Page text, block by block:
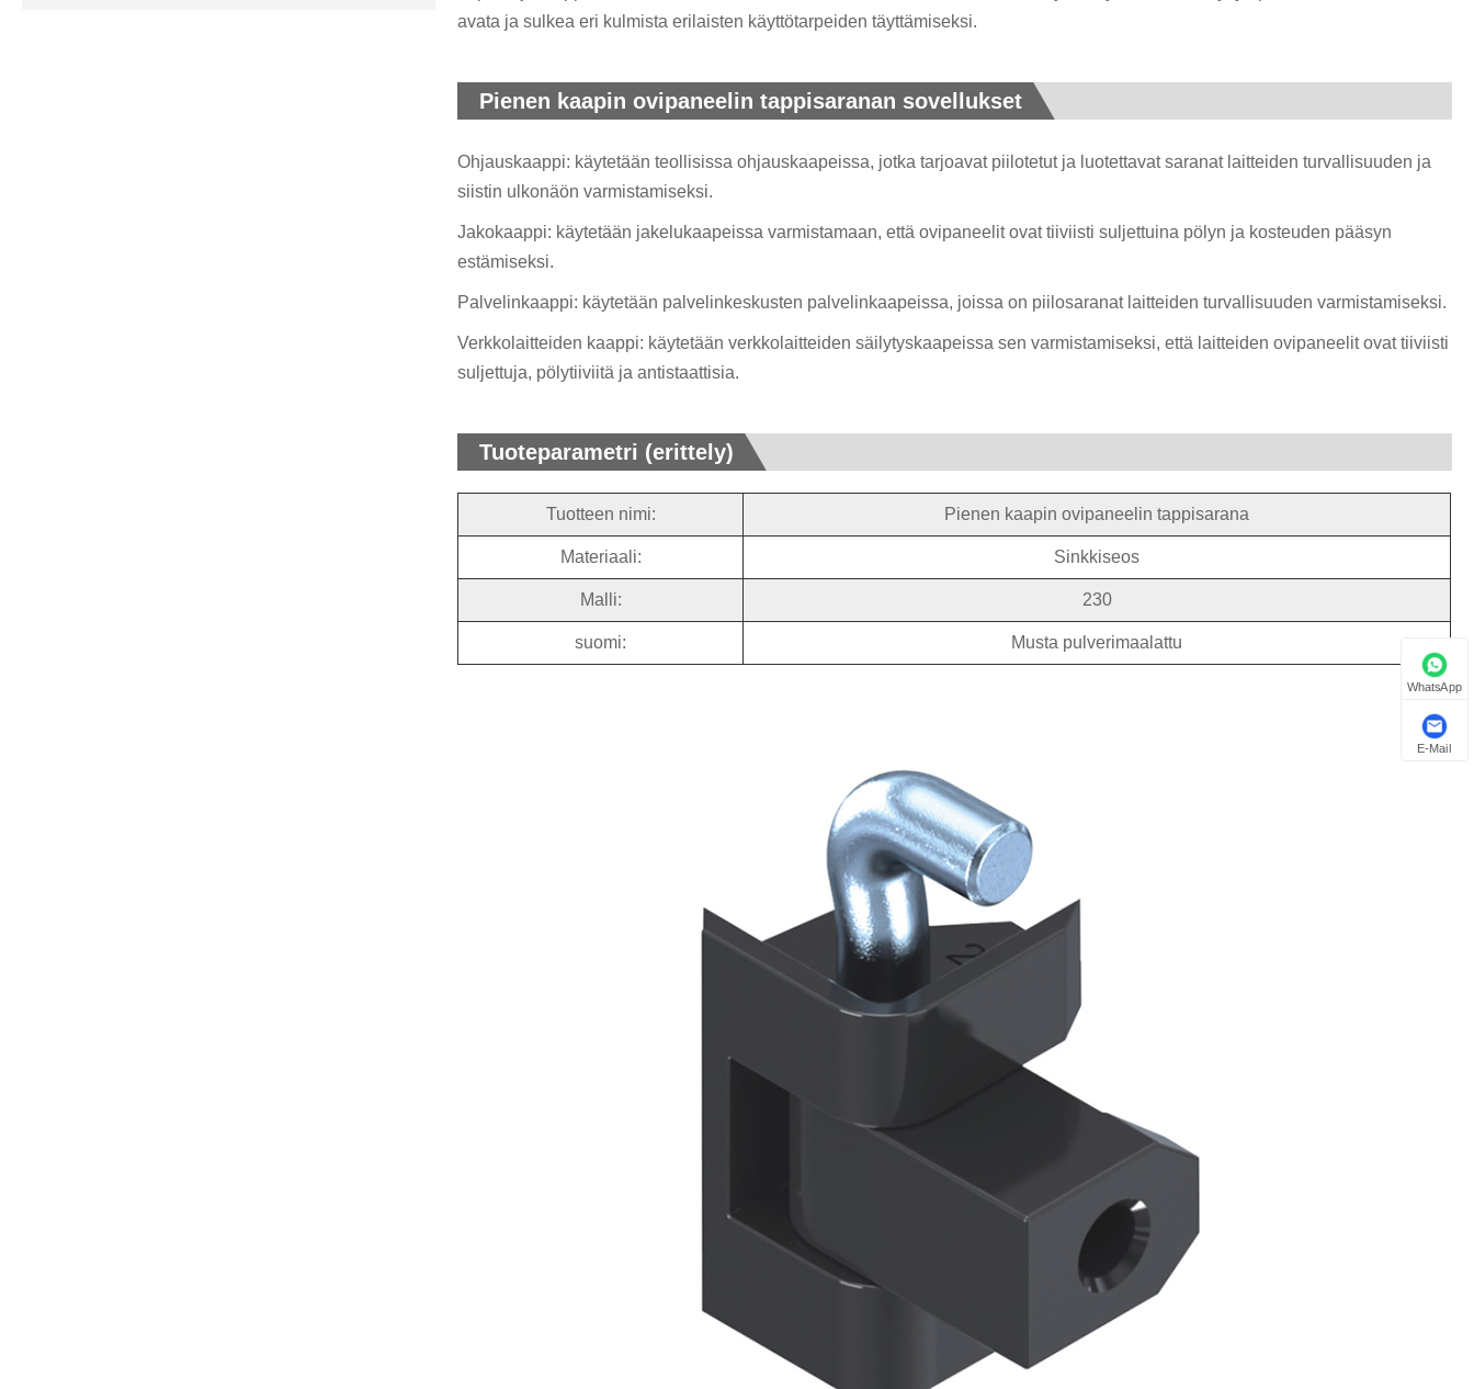
avata ja sulkea eri kulmista erilaisten käyttötarpeiden täyttämiseksi.
Pienen kaapin ovipaneelin tappisaranan sovellukset
Ohjauskaappi: käytetään teollisissa ohjauskaapeissa, jotka tarjoavat piilotetut ja luotettavat saranat laitteiden turvallisuuden ja
siistin ulkonäön varmistamiseksi.
Jakokaappi: käytetään jakelukaapeissa varmistamaan, että ovipaneelit ovat tiiviisti suljettuina pölyn ja kosteuden pääsyn
estämiseksi.
Palvelinkaappi: käytetään palvelinkeskusten palvelinkaapeissa, joissa on piilosaranat laitteiden turvallisuuden varmistamiseksi.
Verkkolaitteiden kaappi: käytetään verkkolaitteiden säilytyskaapeissa sen varmistamiseksi, että laitteiden ovipaneelit ovat tiiviisti
suljettuja, pölytiiviitä ja antistaattisia.
Tuoteparametri (erittely)
Tuotteen nimi: Pienen kaapin ovipaneelin tappisarana
Materiaali: Sinkkiseos
Malli: 230
suomi: Musta pulverimaalattu
WhatsApp
E-Mail